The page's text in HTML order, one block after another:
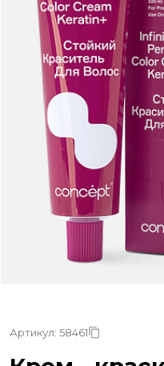
Артикул: 58461